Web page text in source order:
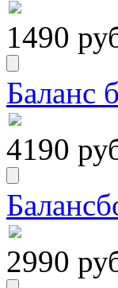
1490
Баланс
4190
2990